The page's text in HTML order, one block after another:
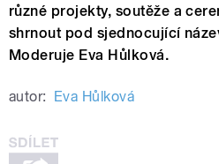
různé projekty, soutěže a
shrnout pod sjednocující
Moderuje Eva Hůlková.
autor: Eva Hůlková